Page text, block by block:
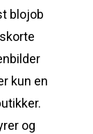
blojob
kun en
og